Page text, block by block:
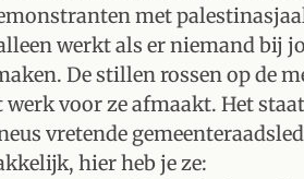
met
werkt als er niemand bij
De stillen rossen op de
voor ze afmaakt. Het
vretende
hier heb je ze: